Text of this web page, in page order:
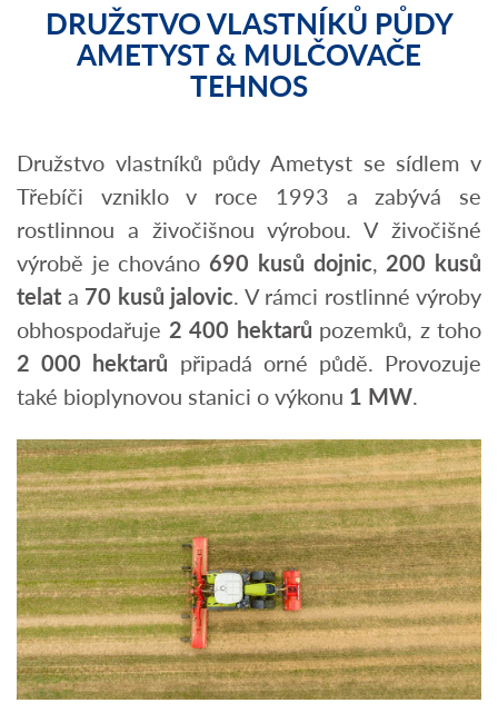
DRUŽSTVO VLASTNÍKŮ PŮDY
AMETYST & MULČOVAČE
TEHNOS
Družstvo vlastníků půdy Ametyst se sídlem v
Třebíči vzniklo v roce 1993 a zabývá se
rostlinnou a živočišnou výrobou. V živočišné
výrobě je chováno 690 kusů dojnic,200 kusů
telat a 70 kusů jalovic. V rámci rostlinné výroby
obhospodařuje 2 400 hektarů pozemků, z toho
2 000 hektarů připadá orné půdě. Provozuje
také bioplynovou stanici o výkonu 1 MW.